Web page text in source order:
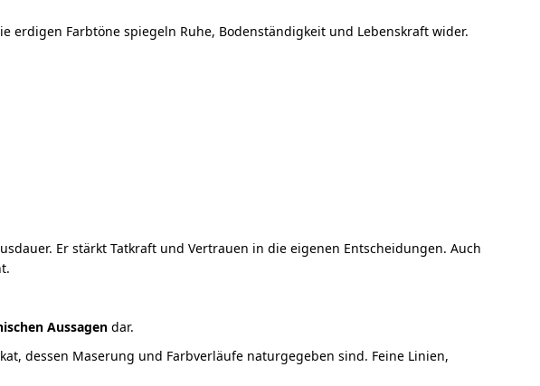
erdigen Farbtöne spiegeln Ruhe, Bodenständigkeit und Lebenskraft wider.
Er stärkt Tatkraft und Vertrauen in die eigenen Entscheidungen. Auch
Aussagen dar.
dessen Maserung und Farbverläufe naturgegeben sind. Feine Linien,